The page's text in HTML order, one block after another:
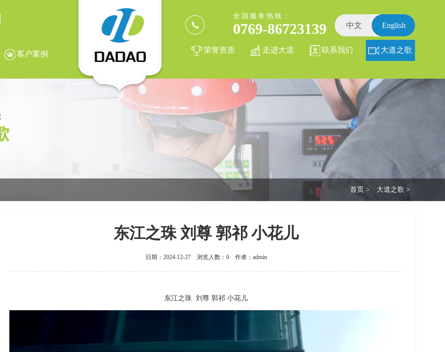
客户案例
English
中文
全国服务热线：
0769-86723139
大道之歌
联系我们
走进大道
荣誉资质
首页 > 大道之歌 >
东江之珠 刘尊 郭祁 小花儿
日期：2024-12-27 浏览人数：0 作者：admin
东江之珠 刘尊 郭祁 小花儿